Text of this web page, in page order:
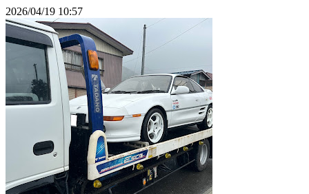
2026/04/19 10:57